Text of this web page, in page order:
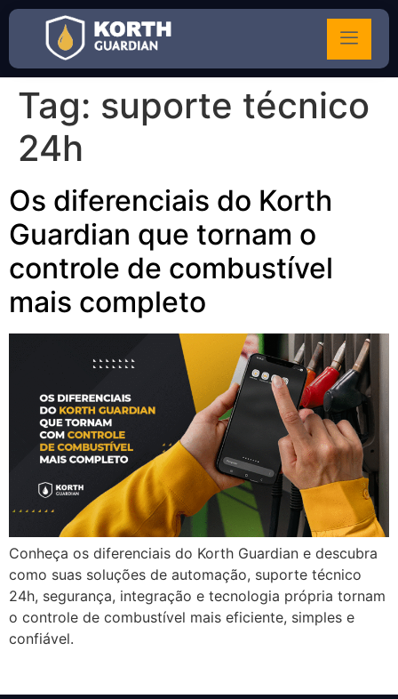
Tag: suporte técnico
24h
Os diferenciais do Korth
Guardian que tornam o
controle de combustível
mais completo
Conheça os diferenciais do Korth Guardian e descubra
como suas soluções de automação, suporte técnico
24h, segurança, integração e tecnologia própria tornam
o controle de combustível mais eficiente, simples e
confiável.